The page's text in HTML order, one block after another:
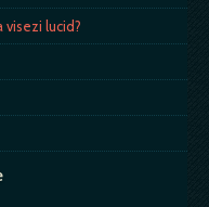
visezi lucid?